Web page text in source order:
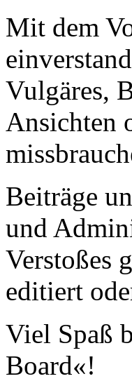
Mit dem
Vulgäres,
Ansichten
Beiträge
und
Verstoßes
editiert
Viel Spaß
Board«!